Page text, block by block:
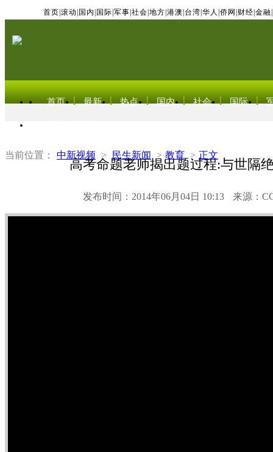
首页 滚动 国内 国际 军事 社会 地方 港澳 台湾 华人 侨网 财经 金融
首页 最新 热点 国内 社会 国际
当前位置： 中新视频 > 民生新闻 > 教育 > 正文
高考命题老师揭出题过程:与世隔
发布时间：2014年06月04日 10:13 来源：